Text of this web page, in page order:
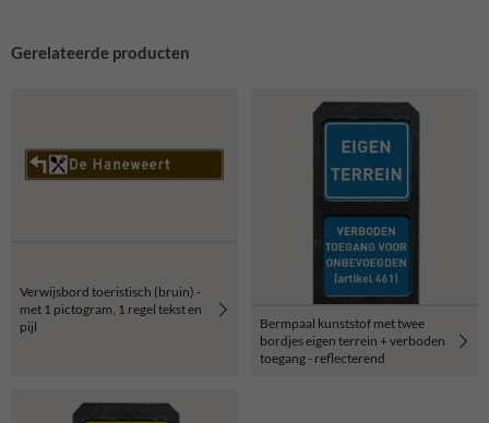
Gerelateerde producten
Verwijsbord toeristisch (bruin) -
met 1 pictogram, 1 regel tekst en
pijl
Bermpaal kunststof met twee
bordjes eigen terrein + verboden
toegang - reflecterend